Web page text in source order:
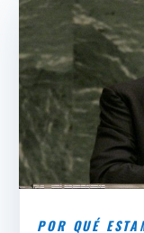
POR QUÉ